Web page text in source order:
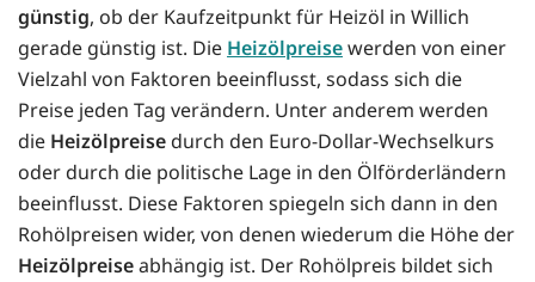
günstig, ob der Kaufzeitpunkt für Heizöl in Willich
gerade günstig ist. Die Heizölpreisewerden von einer
Vielzahl von Faktoren beeinflusst, sodass sich die
Preise jeden Tag verändern. Unter anderem werden
die Heizölpreise durch den Euro-Dollar-Wechselkurs
oder durch die politische Lage in den Ölförderländern
beeinflusst. Diese Faktoren spiegeln sich dann in den
Rohölpreisen wider, von denen wiederum die Höhe der
Heizölpreiseabhängig ist. Der Rohölpreis bildet sich